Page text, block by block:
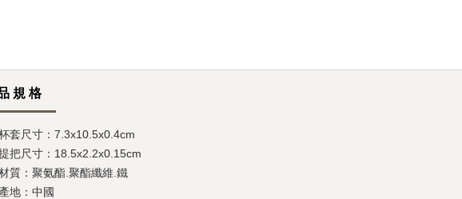
規 格
套尺寸：7.3x10.5x0.4cm
把尺寸：18.5x2.2x0.15cm
質：聚氨酯.聚酯纖維.鐵
產地：中國